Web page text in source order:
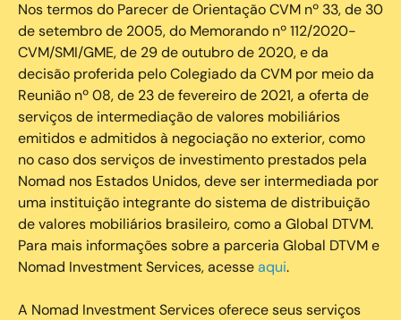
Nos termos do Parecer de Orientação CVM nº 33, de 30
de setembro de 2005, do Memorando nº 112/2020-
CVM/SMI/GME, de 29 de outubro de 2020, e da
decisão proferida pelo Colegiado da CVM por meio da
Reunião nº 08, de 23 de fevereiro de 2021, a oferta de
serviços de intermediação de valores mobiliários
emitidos e admitidos à negociação no exterior, como
no caso dos serviços de investimento prestados pela
Nomad nos Estados Unidos, deve ser intermediada por
uma instituição integrante do sistema de distribuição
de valores mobiliários brasileiro, como a Global DTVM.
Para mais informações sobre a parceria Global DTVM e
Nomad Investment Services, acesseaqui.
A Nomad Investment Services oferece seus serviços